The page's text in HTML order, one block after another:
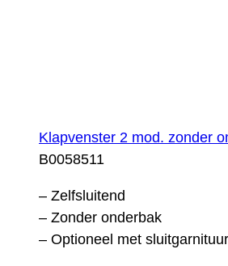
Klapvenster 2 mod. zonder
B0058511
– Zelfsluitend
– Zonder onderbak
– Optioneel met sluitgarnituur